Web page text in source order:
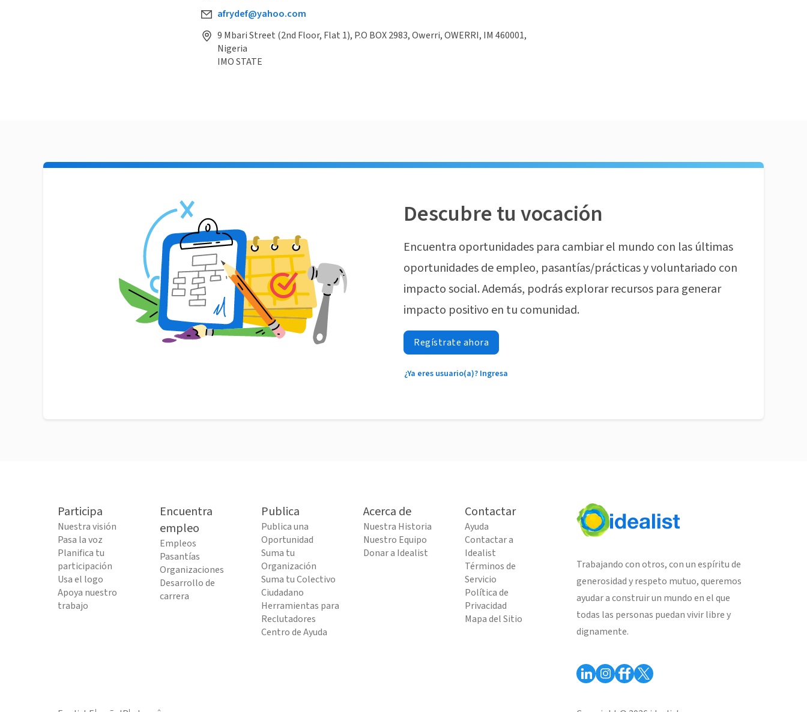
afrydef@yahoo.com
9 Mbari Street (2nd Floor, Flat 1), P.O BOX 2983, Owerri, OWERRI, IM 460001,
Nigeria
IMO STATE
Descubre tu vocación
Encuentra oportunidades para cambiar el mundo con las últimas
oportunidades de empleo, pasantías/prácticas y voluntariado con
impacto social. Además, podrás explorar recursos para generar
impacto positivo en tu comunidad.
Regístrate ahora
¿Ya eres usuario(a)? Ingresa
Participa
Nuestra visión
Pasa la voz
Planifica tu
participación
Usa el logo
Apoya nuestro
trabajo
Encuentra
empleo
Empleos
Pasantías
Organizaciones
Desarrollo de
carrera
Publica
Publica una
Oportunidad
Suma tu
Organización
Suma tu Colectivo
Ciudadano
Herramientas para
Reclutadores
Centro de Ayuda
Acerca de
Nuestra Historia
Nuestro Equipo
Donar a Idealist
Contactar
Ayuda
Contactar a
Idealist
Términos de
Servicio
Política de
Privacidad
Mapa del Sitio
Trabajando con otros, con un espíritu de
generosidad y respeto mutuo, queremos
ayudar a construir un mundo en el que
todas las personas puedan vivir libre y
dignamente.